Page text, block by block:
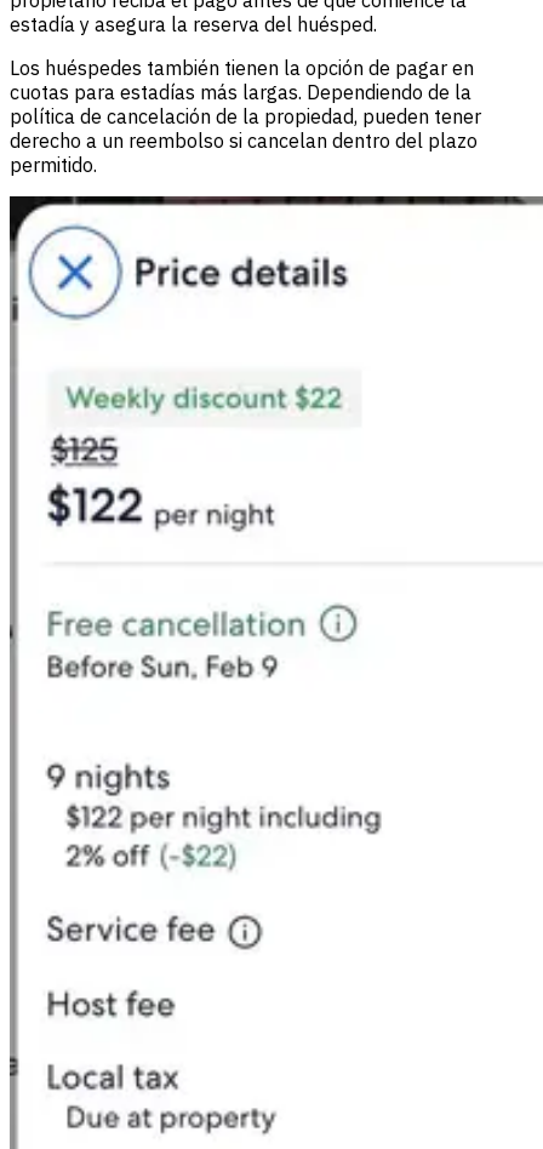
estadía y asegura la reserva del huésped.
Los huéspedes también tienen la opción de pagar en
cuotas para estadías más largas. Dependiendo de la
política de cancelación de la propiedad, pueden tener
derecho a un reembolso si cancelan dentro del plazo
permitido.